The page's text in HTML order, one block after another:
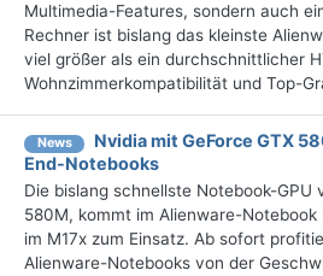
Multimedia-Features, sondern auch
Rechner ist bislang das kleinste
viel größer als ein durchschnittlicher
Wohnzimmerkompatibilität und Top-
News
Nvidia mit GeForce GTX
End-Notebooks
Die bislang schnellste Notebook-GPU
580M, kommt im Alienware-Notebook
im M17x zum Einsatz. Ab sofort
Alienware-Notebooks von der